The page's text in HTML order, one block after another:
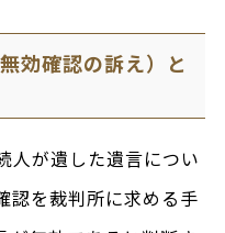
効確認の訴え）と
人が遺した遺言につい
認を裁判所に求める手